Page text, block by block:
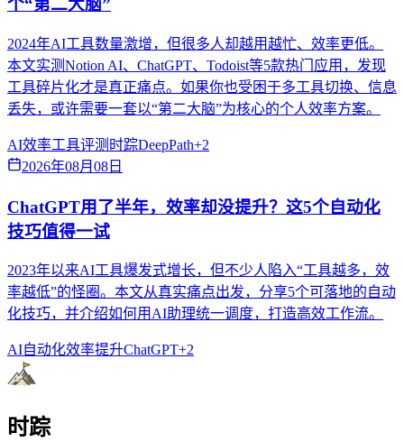
个“第二大脑”
2024年AI工具数量激增，但很多人却越用越忙、效率更低。
本文实测Notion AI、ChatGPT、Todoist等5款热门应用，发现
工具碎片化才是真正痛点。如果你也受困于多工具切换、信息
丢失，或许需要一套以“第二大脑”为核心的个人效率方案。
AI效率工具评测 时踪DeepPath+2
2026年08月08日
ChatGPT用了半年，效率却没提升？这5个自动化
技巧值得一试
2023年以来AI工具爆发式增长，但不少人陷入“工具越多，效
率越低”的怪圈。本文从真实痛点出发，分享5个可落地的自动
化技巧，并介绍如何用AI助理统一调度，打造高效工作流。
AI自动化效率提升ChatGPT+2
时踪